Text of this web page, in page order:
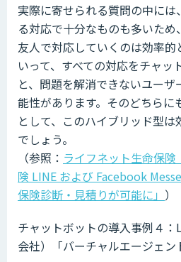
実際に寄せられる質問の中に
る対応で十分なものも多いた
友人で対応していくのは効率的
いって、すべての対応をチャッ
と、問題を解消できないユー
能性があります。そのどちらに
として、このハイブリッド型
でしょう。
（参照： ライフネット生命保
険 LINE および Facebook
保険診断・見積りが可能に」 ）
チャットボットの導入事例４：
会社）「バーチャルエージェン